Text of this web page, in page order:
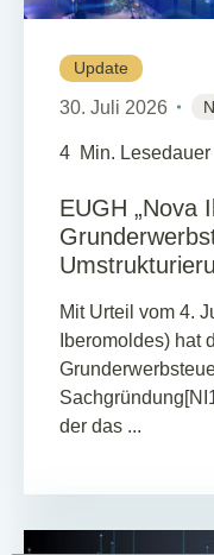
Update
30. Juli 2026
4 Min. Lesedauer
EUGH „Nova
Mit Urteil vom 4.
Iberomoldes) hat
der das ...